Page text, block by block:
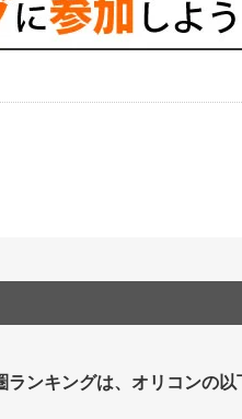
ランキングは、オリコンの